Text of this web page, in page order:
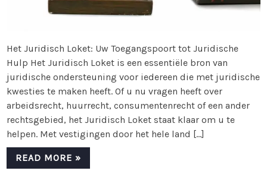
Het Juridisch Loket: Uw Toegangspoort tot Juridische
Hulp Het Juridisch Loket is een essentiële bron van
juridische ondersteuning voor iedereen die met juridische
kwesties te maken heeft. Of u nu vragen heeft over
arbeidsrecht, huurrecht, consumentenrecht of een ander
rechtsgebied, het Juridisch Loket staat klaar om u te
helpen. Met vestigingen door het hele land […]
READ MORE »